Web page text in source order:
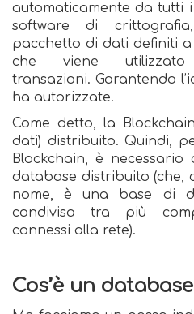
automaticamente da tutti
software di
pacchetto di dati definiti
che viene
transazioni. Garantendo
ha autorizzate.
Come detto, la
dati) distribuito. Quindi,
Blockchain, è necessario
database distribuito (che,
nome, è una base di
condivisa tra più
connessi alla rete).
Cos’è un